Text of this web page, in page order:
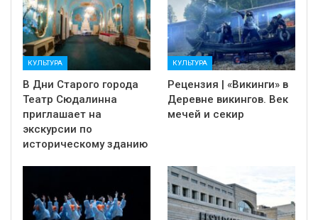
КУЛЬТУРА
В Дни Старого города
Театр Сюдалинна
приглашает на
экскурсии по
историческому зданию
КУЛЬТУРА
Рецензия | «Викинги» в
Деревне викингов. Век
мечей и секир